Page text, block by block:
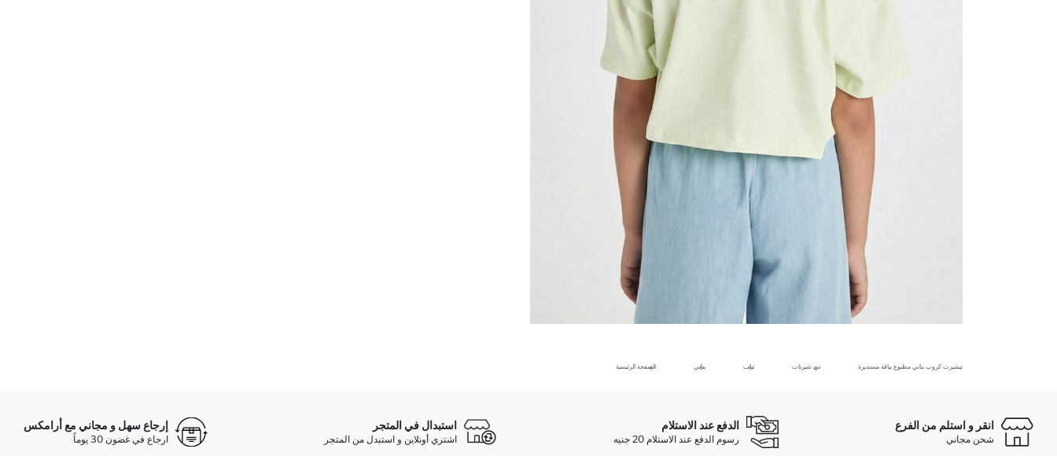
الصفحة الرئيسية بناتي ثياب تي شيرتات تيشيرت كروب بناتي مطبوع بياقة مستديرة
انقر و استلم من الفرع
شحن مجاني
الدفع عند الاستلام
رسوم الدفع عند الاستلام 20 جنيه
استبدال في المتجر
اشتري أونلاين و استبدل من المتجر
إرجاع سهل و مجاني مع أرامكس
ارجاع في غضون 30 يوماً